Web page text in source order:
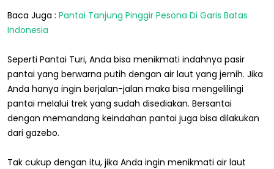
Baca Juga : Pantai Tanjung Pinggir Pesona Di Garis Batas
Indonesia
Seperti Pantai Turi, Anda bisa menikmati indahnya pasir
pantai yang berwarna putih dengan air laut yang jernih. Jika
Anda hanya ingin berjalan-jalan maka bisa mengelilingi
pantai melalui trek yang sudah disediakan. Bersantai
dengan memandang keindahan pantai juga bisa dilakukan
dari gazebo.
Tak cukup dengan itu, jika Anda ingin menikmati air laut